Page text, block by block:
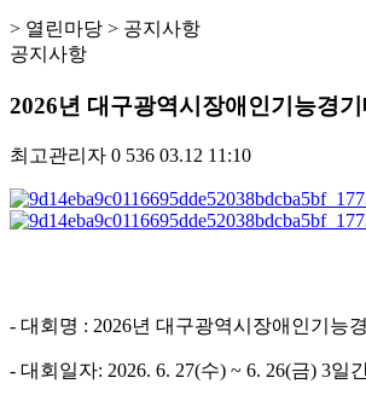
> 열린마당 > 공지사항
공지사항
2026년 대구광역시장애인기능경기
최고관리자 0 536 03.12 11:10
- 대회명 : 2026년 대구광역시장애인기능
- 대회일자: 2026. 6. 27(수) ~ 6. 26(금) 3일